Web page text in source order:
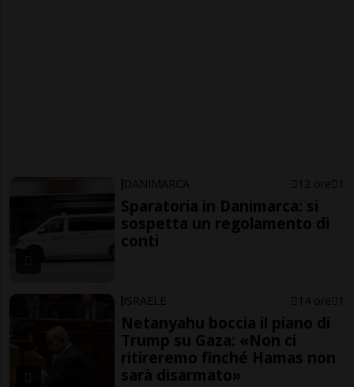
DANIMARCA 12 ore 1
Sparatoria in Danimarca: si
sospetta un regolamento di
conti
ISRAELE 14 ore 1
Netanyahu boccia il piano di
Trump su Gaza: «Non ci
ritireremo finché Hamas non
sarà disarmato»